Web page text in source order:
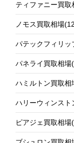
ティファニー買取
ノモス買取相場
パテックフィリッ
パネライ買取相場
ハミルトン買取相
ハリーウィンスト
ピアジェ買取相場